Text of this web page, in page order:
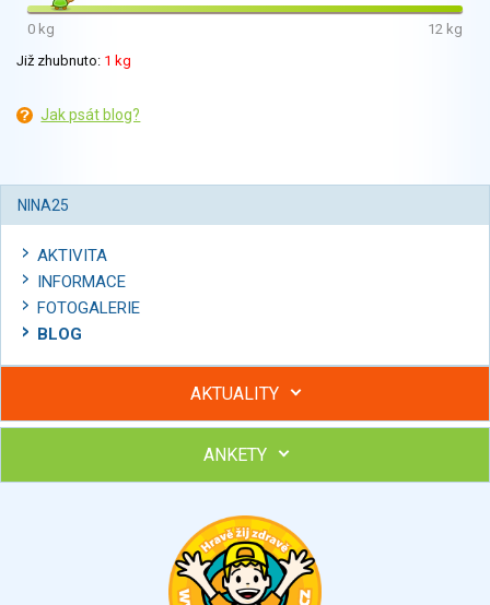
0 kg
12 kg
Již zhubnuto: 1 kg
Jak psát blog?
NINA25
AKTIVITA
INFORMACE
FOTOGALERIE
BLOG
AKTUALITY
Hubněte s podporou lektorky a skupiny v kurzech STOBu
Chcete poradit s hubnutím? Najděte si odborníka STOBu ve
ANKETY